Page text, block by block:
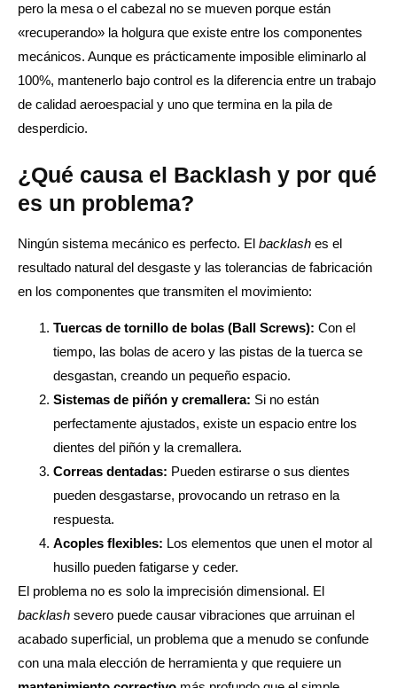
pero la mesa o el cabezal no se mueven porque están
«recuperando» la holgura que existe entre los componentes
mecánicos. Aunque es prácticamente imposible eliminarlo al
100%, mantenerlo bajo control es la diferencia entre un trabajo
de calidad aeroespacial y uno que termina en la pila de
desperdicio.
¿Qué causa el Backlash y por qué
es un problema?
Ningún sistema mecánico es perfecto. El backlash es el
resultado natural del desgaste y las tolerancias de fabricación
en los componentes que transmiten el movimiento:
Tuercas de tornillo de bolas (Ball Screws): Con el
tiempo, las bolas de acero y las pistas de la tuerca se
desgastan, creando un pequeño espacio.
Sistemas de piñón y cremallera: Si no están
perfectamente ajustados, existe un espacio entre los
dientes del piñón y la cremallera.
Correas dentadas: Pueden estirarse o sus dientes
pueden desgastarse, provocando un retraso en la
respuesta.
Acoples flexibles: Los elementos que unen el motor al
husillo pueden fatigarse y ceder.
El problema no es solo la imprecisión dimensional. El
backlash severo puede causar vibraciones que arruinan el
acabado superficial, un problema que a menudo se confunde
con una mala elección de herramienta y que requiere un